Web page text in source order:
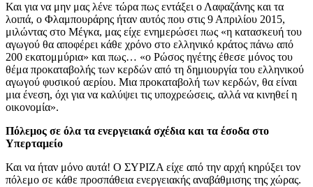
Και για να μην μας λένε τώρα πως εντάξει ο Λαφαζάνης και τα
λοιπά, ο Φλαμπουράρης ήταν αυτός που στις 9 Απριλίου 2015,
μιλώντας στο Μέγκα, μας είχε ενημερώσει πως «η κατασκευή του
αγωγού θα αποφέρει κάθε χρόνο στο ελληνικό κράτος πάνω από
200 εκατομμύρια» και πως… «ο Ρώσος ηγέτης έθεσε μόνος του
θέμα προκαταβολής των κερδών από τη δημιουργία του ελληνικού
αγωγού φυσικού αερίου. Μια προκαταβολή των κερδών, θα είναι
μια ένεση, όχι για να καλύψει τις υποχρεώσεις, αλλά να κινηθεί η
οικονομία».
Πόλεμος σε όλα τα ενεργειακά σχέδια και τα έσοδα στο
Υπερταμείο
Και να ήταν μόνο αυτά! Ο ΣΥΡΙΖΑ είχε από την αρχή κηρύξει τον
πόλεμο σε κάθε προσπάθεια ενεργειακής αναβάθμισης της χώρας.